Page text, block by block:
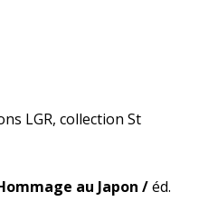
LGR, collection St
au Japon /éd.